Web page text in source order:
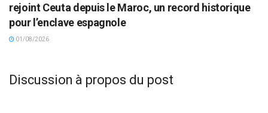
rejoint Ceuta depuis le Maroc, un record historique
pour l’enclave espagnole
01/08/2026
Discussion à propos du post